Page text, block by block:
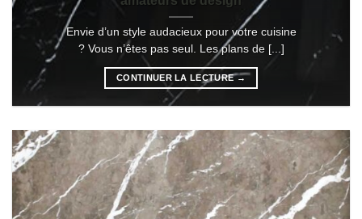
Envie d’un style audacieux pour votre cuisine
? Vous n’êtes pas seul. Les plans de [...]
CONTINUER LA LECTURE→